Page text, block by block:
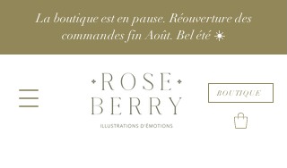
BOUTIQUE
La boutique est en pause. Réouverture des
commandes fin Août. Bel été ☀️